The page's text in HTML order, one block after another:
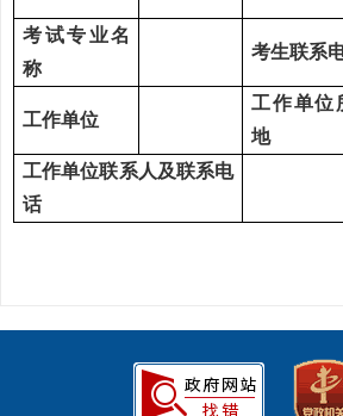
考试专业名
称
考生联系
工作单位
工作单位
地
工作单位联系人及联系电
话